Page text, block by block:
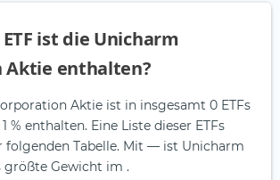
ist die Unicharm
Aktie enthalten?
Aktie ist in insgesamt 0 ETFs
% enthalten. Eine Liste dieser ETFs
Tabelle. Mit — ist Unicharm
größte Gewicht im .